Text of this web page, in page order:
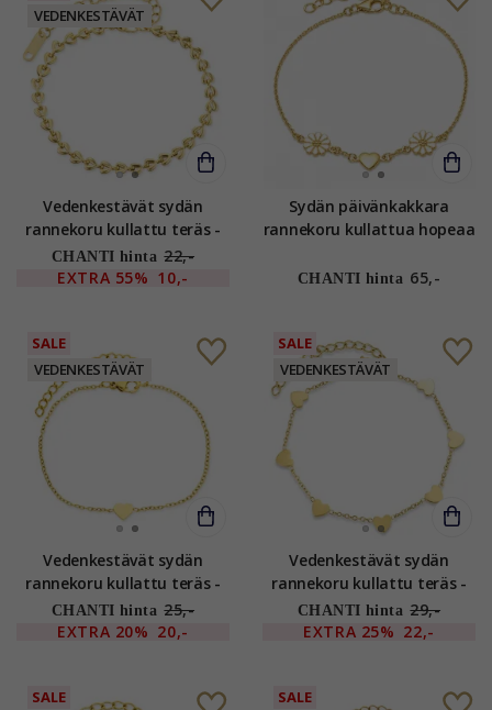
VEDENKESTÄVÄT
Vedenkestävät sydän
rannekoru kullattu teräs -
OCEANA
CHANTI hinta 22,-
EXTRA 55% 10,-
Sydän päivänkakkara
rannekoru kullattua hopeaa
CHANTI hinta 65,-
SALE
VEDENKESTÄVÄT
Vedenkestävät sydän
rannekoru kullattu teräs -
OCEANA
CHANTI hinta 25,-
EXTRA 20% 20,-
SALE
VEDENKESTÄVÄT
Vedenkestävät sydän
rannekoru kullattu teräs -
OCEANA
CHANTI hinta 29,-
EXTRA 25% 22,-
SALE
SALE